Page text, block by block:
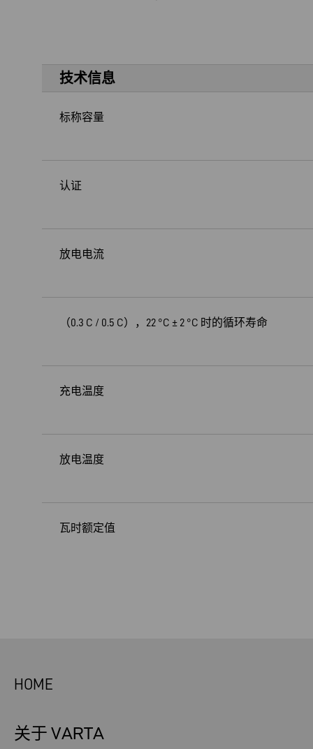
技术信息
标称容量
认证
放电电流
（0.3 C / 0.5 C），22 °C ± 2 °C 时的循环寿命
充电温度
放电温度
瓦时额定值
HOME
关于 VARTA